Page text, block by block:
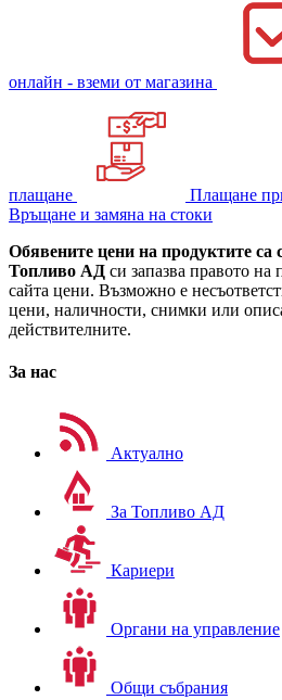
онлайн - вземи от магазина
плащане
Плащане
Връщане и замяна на стоки
Обявените цени на продуктите
Топливо АД си запазва правото
сайта цени. Възможно е
цени, наличности, снимки или
действителните.
За нас
Актуално
За Топливо АД
Кариери
Органи на управление
Общи събрания